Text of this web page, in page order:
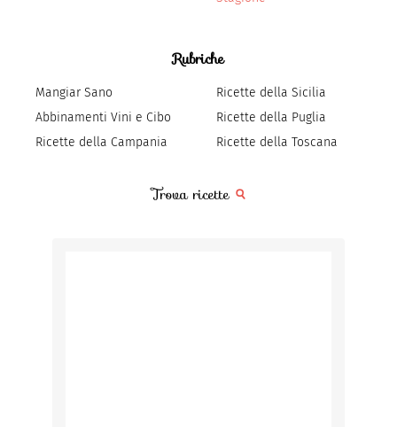
Rubriche
Mangiar Sano
Abbinamenti Vini e Cibo
Ricette della Campania
Ricette della Sicilia
Ricette della Puglia
Ricette della Toscana
Trova ricette